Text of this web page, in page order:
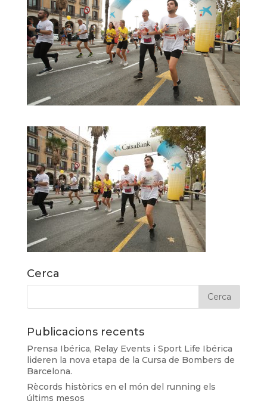
Cerca
Publicacions recents
Prensa Ibérica, Relay Events i Sport Life Ibérica
lideren la nova etapa de la Cursa de Bombers de
Barcelona.
Rècords històrics en el món del running els
últims mesos